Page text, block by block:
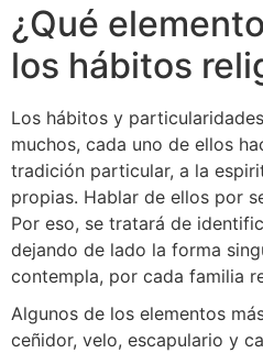
¿Qué
los hábitos
Los hábitos y
muchos, cada uno de ellos
tradición particular, a la
propias. Hablar de ellos por
Por eso, se tratará de
dejando de lado la forma
contempla, por cada familia
Algunos de los elementos
ceñidor, velo, escapulario y